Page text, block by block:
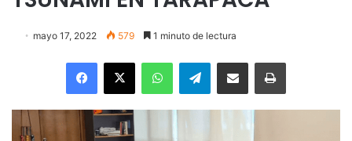
mayo 17, 2022 579 1 minuto de lectura
Facebook
X WhatsAppTelegramEnviar vía email Imprimir